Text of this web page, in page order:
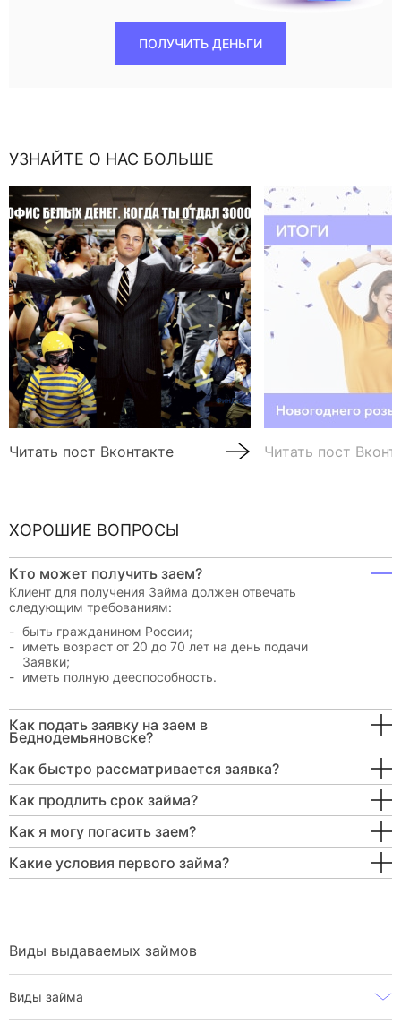
ПОЛУЧИТЬ ДЕНЬГИ
УЗНАЙТЕ О НАС БОЛЬШЕ
Читать пост Вконтакте Читать пост
ХОРОШИЕ ВОПРОСЫ
Кто может получить заем?
Клиент для получения Займа должен отвечать
следующим требованиям:
быть гражданином России;
иметь возраст от 20 до 70 лет на день подачи
Заявки;
иметь полную дееспособность.
Как подать заявку на заем в
Беднодемьяновске?
Как быстро рассматривается заявка?
Как продлить срок займа?
Как я могу погасить заем?
Какие условия первого займа?
Виды выдаваемых займов
Виды займа